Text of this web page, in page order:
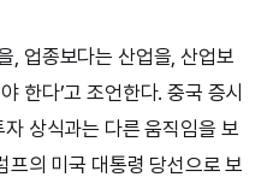
, 업종보다는 산업을, 산업보
한다’고 조언한다. 중국 증시
상식과는 다른 움직임을 보
프의 미국 대통령 당선으로 보